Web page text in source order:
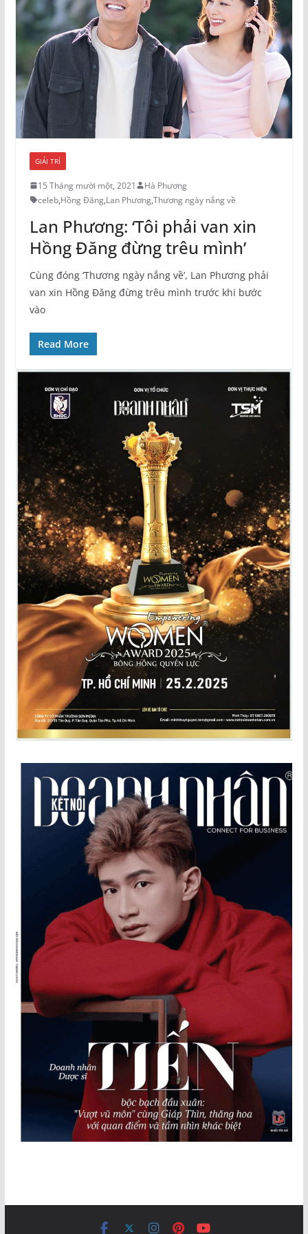
GIẢI TRÍ
15 Tháng mười một, 2021
Hà Phương
celeb,Hồng Đăng,Lan Phương,Thương ngày nắng về
Lan Phương: ‘Tôi phải van xin
Hồng Đăng đừng trêu mình’
Cùng đóng ‘Thương ngày nắng về’, Lan Phương phải
van xin Hồng Đăng đừng trêu mình trước khi bước
vào
Read More